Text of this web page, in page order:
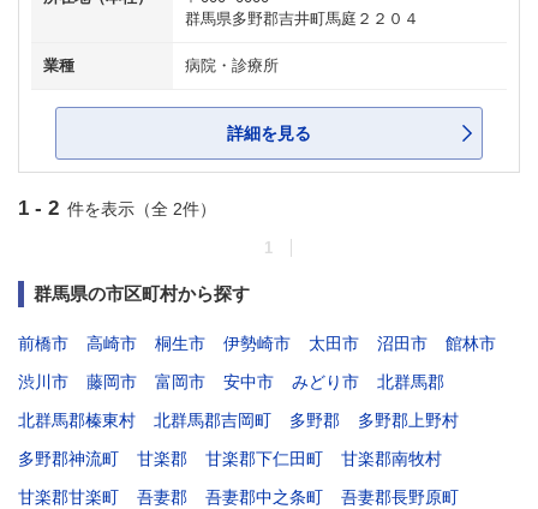
群馬県多野郡吉井町馬庭２２０４
業種 病院・診療所
詳細を見る
1 - 2 件を表示（全 2件）
1
群馬県の市区町村から探す
前橋市 高崎市 桐生市 伊勢崎市 太田市 沼田市
館林市
渋川市
藤岡市 富岡市 安中市 みどり市
北群馬郡
北群馬郡榛東村
北群馬郡吉岡町 多野郡
多野郡上野村
多野郡神流町
甘楽郡 甘楽郡下仁田町
甘楽郡南牧村
甘楽郡甘楽町
吾妻郡 吾妻郡中之条町
吾妻郡長野原町